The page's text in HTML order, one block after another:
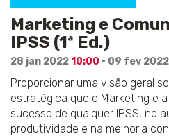
Marketing e
IPSS (1ª Ed.)
28 jan 202210:00 · 09 fev 2022
Proporcionar uma visão geral
estratégica que o Marketing e
sucesso de qualquer IPSS, no
produtividade e na melhoria